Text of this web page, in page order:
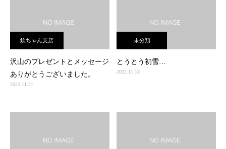
欽ちゃん支店
沢山のプレゼントとメッセージ
ありがとうございました。
2022.11.21
未分類
とうとう初雪…
2022.11.18